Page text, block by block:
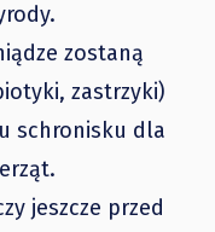
zostaną
zastrzyki)
schronisku dla
jeszcze przed